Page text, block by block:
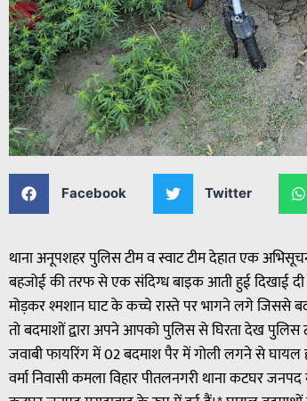
Facebook Twitter
थाना अनूपशहर पुलिस टीम व स्वाट टीम देहात एक
बहजोई की तरफ से एक संदिग्ध बाइक आती हुई दिखाई
मोड़कर श्मशान घाट के कच्चे रास्ते पर भागने लगे जिससे
तो बदमाशों द्वारा अपने आपको पुलिस से घिरता देख पुलिस
जवाबी फायरिंग में 02 बदमाश पैर में गोली लगने से घायल
वर्मा निवासी कमला विहार पीतलनगरी थाना कटघर जनपद